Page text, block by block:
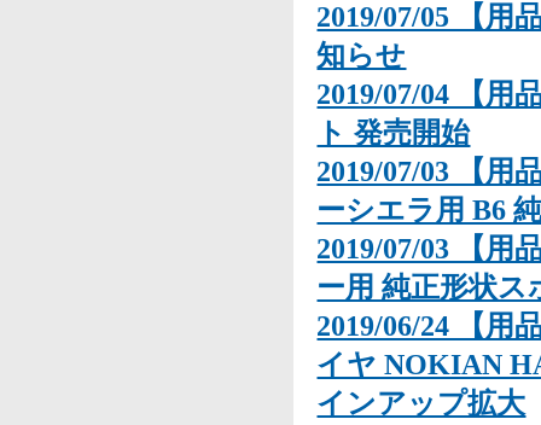
2019/07/05 【用
知らせ
2019/07/04 【用
ト 発売開始
2019/07/03 【用
ーシエラ用 B6
2019/07/03 【用
ー用 純正形状ス
2019/06/24 【用
イヤ NOKIAN
インアップ拡大